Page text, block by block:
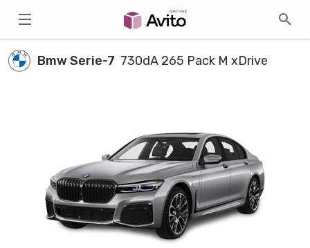
Bmw Serie-7 730dA 265 Pack M xDrive